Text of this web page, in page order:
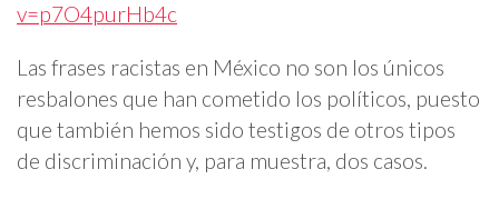
v=p7O4purHb4c
Las frases racistas en México no son los únicos
resbalones que han cometido los políticos, puesto
que también hemos sido testigos de otros tipos
de discriminación y, para muestra, dos casos.